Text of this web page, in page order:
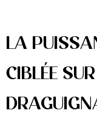
LA
CIBLÉE